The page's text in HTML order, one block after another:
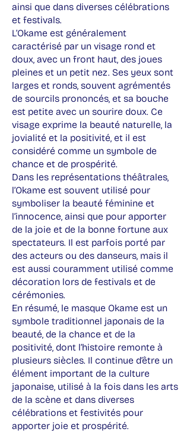
ainsi que dans diverses célébrations
et festivals.
L’Okame est généralement
caractérisé par un visage rond et
doux, avec un front haut, des joues
pleines et un petit nez. Ses yeux sont
larges et ronds, souvent agrémentés
de sourcils prononcés, et sa bouche
est petite avec un sourire doux. Ce
visage exprime la beauté naturelle, la
jovialité et la positivité, et il est
considéré comme un symbole de
chance et de prospérité.
Dans les représentations théâtrales,
l’Okame est souvent utilisé pour
symboliser la beauté féminine et
l’innocence, ainsi que pour apporter
de la joie et de la bonne fortune aux
spectateurs. Il est parfois porté par
des acteurs ou des danseurs, mais il
est aussi couramment utilisé comme
décoration lors de festivals et de
cérémonies.
En résumé, le masque Okame est un
symbole traditionnel japonais de la
beauté, de la chance et de la
positivité, dont l’histoire remonte à
plusieurs siècles. Il continue d’être un
élément important de la culture
japonaise, utilisé à la fois dans les arts
de la scène et dans diverses
célébrations et festivités pour
apporter joie et prospérité.